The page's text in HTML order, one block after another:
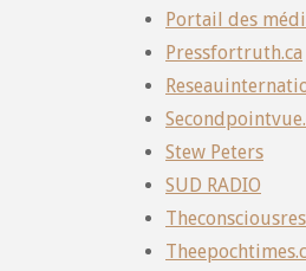
Portail des
Pressfortruth.ca
Stew Peters
SUD RADIO